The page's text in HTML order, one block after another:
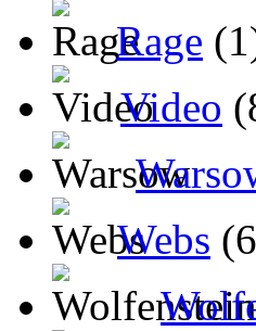
Rage
Video
Webs